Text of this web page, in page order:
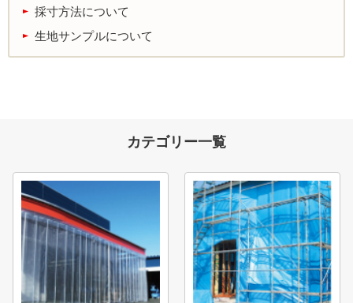
採寸方法について
生地サンプルについて
カテゴリー一覧